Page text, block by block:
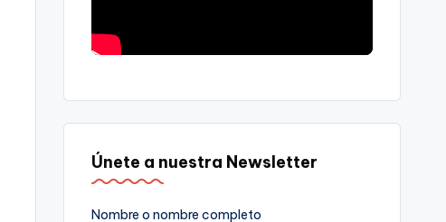
Únete a nuestra Newsletter
Nombre o nombre completo